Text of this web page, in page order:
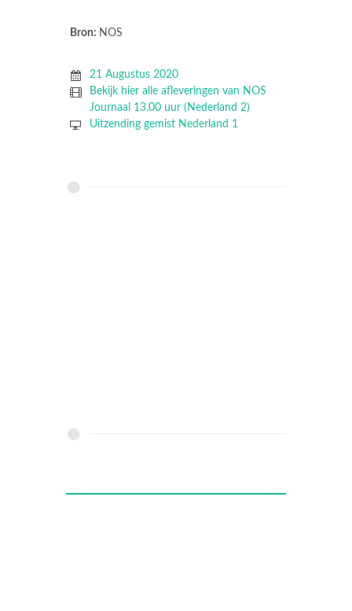
Bron: NOS
21 Augustus 2020
Bekijk hier alle afleveringen van NOS
Journaal 13.00 uur (Nederland 2)
Uitzending gemist Nederland 1